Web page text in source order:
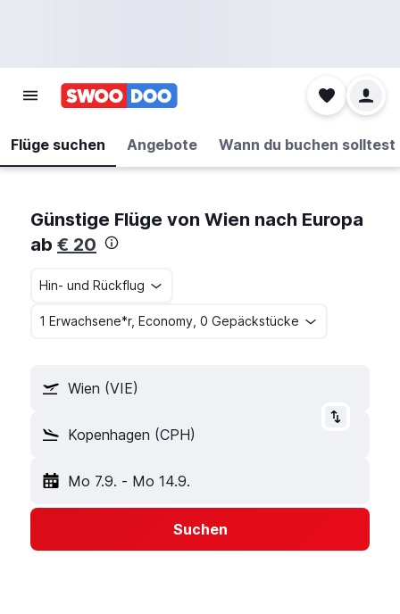
Flüge suchen Angebote Wann du buchen solltest
Günstige Flüge von Wien nach Europa
ab € 20
Hin- und Rückflug
1 Erwachsene*r, Economy, 0 Gepäckstücke
Wien (VIE)
Kopenhagen (CPH)
Mo 7.9. - Mo 14.9.
Suchen